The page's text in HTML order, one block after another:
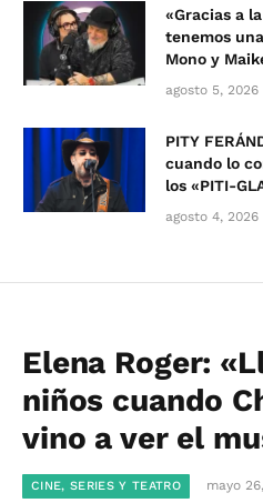
«Gracias a
tenemos
Mono y
agosto 5, 2026
PITY
cuando lo
los «PITI-
agosto 4, 2026
Elena Roger:
niños cuando
vino a ver el
CINE, SERIES Y TEATRO mayo